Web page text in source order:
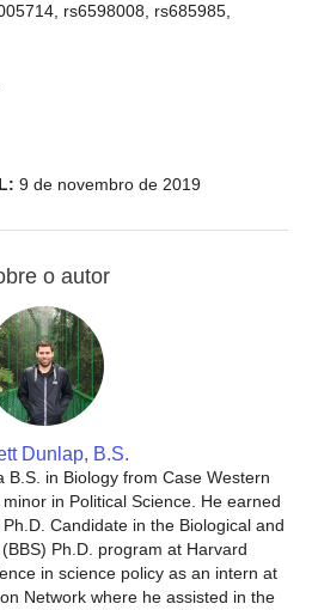
rs6598008, rs685985,
9 de novembro de 2019
o autor
Dunlap, B.S.
B.S. in Biology from Case Western
in Political Science. He earned
Candidate in the Biological and
Ph.D. program at Harvard
in science policy as an intern at
Network where he assisted in the